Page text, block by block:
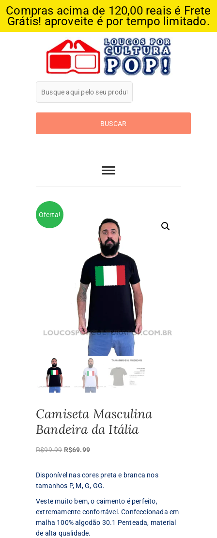
Compras acima de 120,00 reais é Frete
Grátis! aproveite é por tempo limitado.
Loucos Por
Cultura Pop
Oferta!
Camiseta Masculina
Bandeira da Itália
R$99.99 O
original
R$69.99O
Disponível nas cores preta e branca nos
tamanhos P, M, G, GG.
Veste muito bem, o caimento é perfeito,
extremamente confortável. Confeccionada em
malha 100% algodão 30.1 Penteada, material
de alta qualidade.